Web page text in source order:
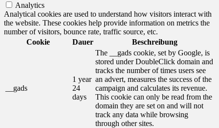
Analytics
Analytical cookies are used to understand how visitors interact with
the website. These cookies help provide information on metrics the
number of visitors, bounce rate, traffic source, etc.
Cookie
Dauer Beschreibung
__gads
1 year
24
days
The __gads cookie, set by Google, is
stored under DoubleClick domain and
tracks the number of times users see
an advert, measures the success of the
campaign and calculates its revenue.
This cookie can only be read from the
domain they are set on and will not
track any data while browsing
through other sites.